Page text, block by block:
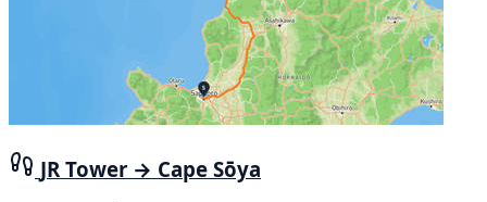
JR Tower → Cape Sōya